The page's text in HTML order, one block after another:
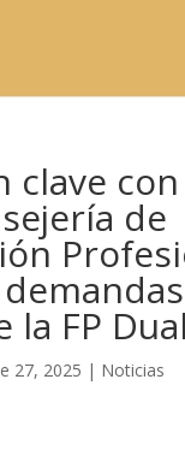
clave
de
la FP Dual
27, 2025 | Noticias